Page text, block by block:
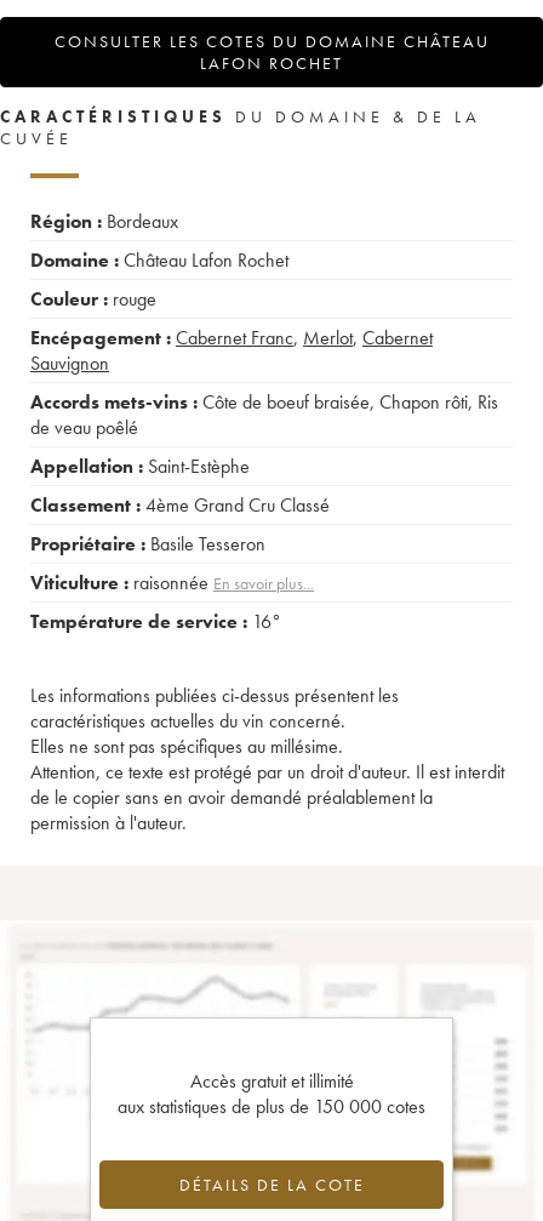
CONSULTER LES COTES DU DOMAINE CHÂTEAU
LAFON ROCHET
CARACTÉRISTIQUES
DU DOMAINE & DE LA
CUVÉE
Région : Bordeaux
Domaine :Château Lafon Rochet
Couleur : rouge
Encépagement :Cabernet Franc, Merlot, Cabernet
Sauvignon
Accords mets-vins :Côte de boeuf braisée, Chapon rôti, Ris
de veau poêlé
Appellation : Saint-Estèphe
Classement :4ème Grand Cru Classé
Propriétaire : Basile Tesseron
Viticulture : raisonnée En savoir plus...
Température de service : 16°
Les informations publiées ci-dessus présentent les
caractéristiques actuelles du vin concerné.
Elles ne sont pas spécifiques au millésime.
Attention, ce texte est protégé par un droit d'auteur. Il est interdit
de le copier sans en avoir demandé préalablement la
permission à l'auteur.
Accès gratuit et illimité
aux statistiques de plus de 150 000 cotes
DÉTAILS DE LA COTE